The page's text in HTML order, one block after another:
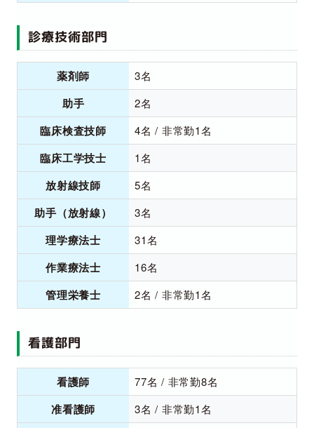
診療技術部門
薬剤師 3名
助手 2名
臨床検査技師 4名 / 非常勤1名
臨床工学技士 1名
放射線技師 5名
助手（放射線） 3名
理学療法士 31名
作業療法士 16名
管理栄養士 2名 / 非常勤1名
看護部門
看護師 77名 / 非常勤8名
准看護師 3名 / 非常勤1名